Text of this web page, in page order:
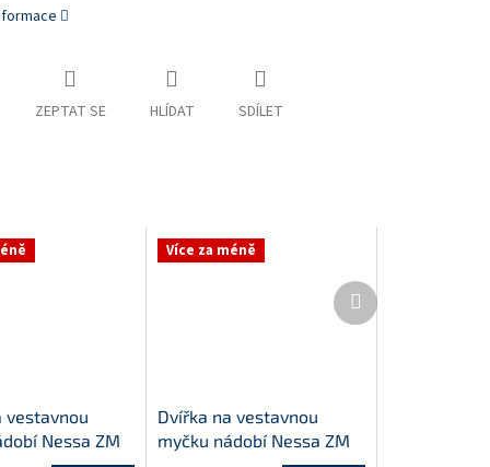
ZEPTAT SE HLÍDAT SDÍLET
vestavnou
Nessa ZM
Více za méně
Dvířka na vestavnou
myčku nádobí Nessa ZM
Další
produkt